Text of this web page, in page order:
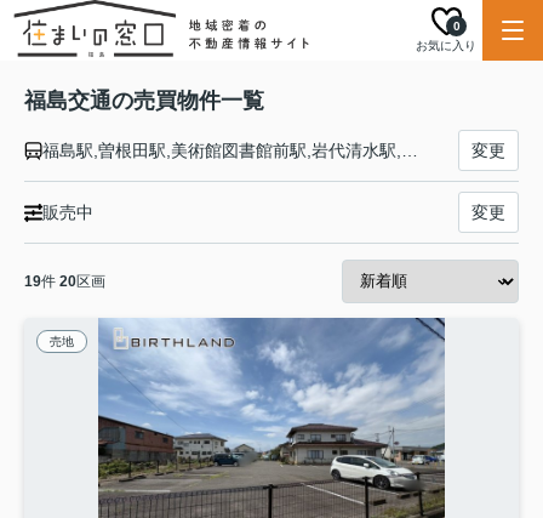
お気に入り
0
福島交通の売買物件一覧
変更
販売中 変更
19件 20区画
売地